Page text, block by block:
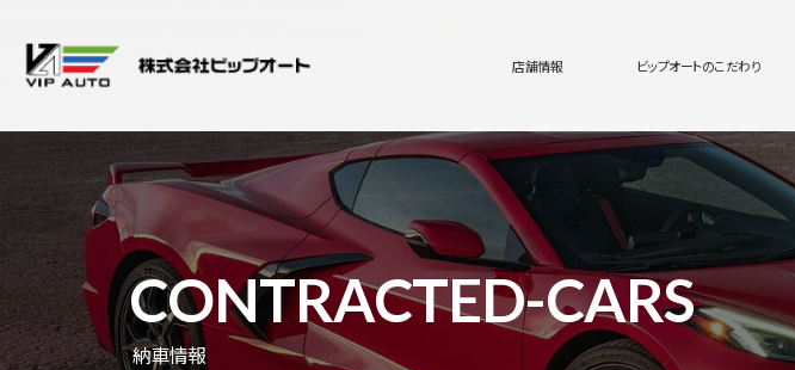
店舗情報 ビップオートのこだわり
CONTRACTED-CARS
納車情報